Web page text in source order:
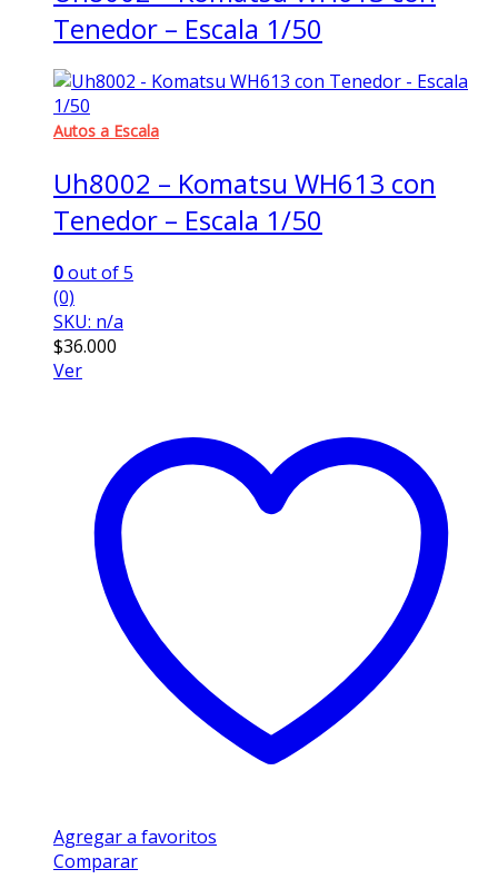
Tenedor – Escala 1/50
Autos a Escala
Uh8002 – Komatsu WH613 con
Tenedor – Escala 1/50
0out of 5
(0)
SKU: n/a
$36.000
Ver
Agregar a favoritos
Comparar